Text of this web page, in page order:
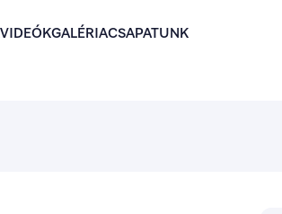
VIDEÓKGALÉRIACSAPATUNK